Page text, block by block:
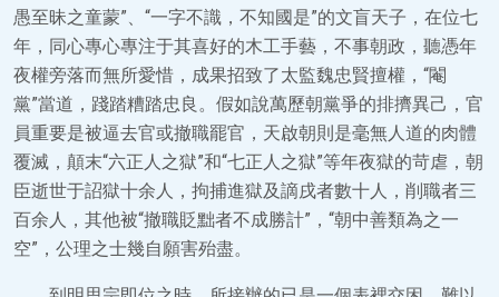
愚至昧之童蒙”、“一字不識，不知國是”的文盲天子，在位七
年，同心專心專注于其喜好的木工手藝，不事朝政，聽憑年
夜權旁落而無所愛惜，成果招致了太監魏忠賢擅權，“閹
黨”當道，踐踏糟踏忠良。假如說萬歷朝黨爭的排擠異己，官
員重要是被逼去官或撤職罷官，天啟朝則是毫無人道的肉體
覆滅，顛末“六正人之獄”和“七正人之獄”等年夜獄的苛虐，朝
臣逝世于詔獄十余人，拘捕進獄及謫戌者數十人，削職者三
百余人，其他被“撤職貶黜者不成勝計”，“朝中善類為之一
空”，公理之士幾自願害殆盡。